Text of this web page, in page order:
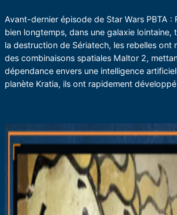
Avant-dernier épisode de Star Wars PBTA :
bien longtemps, dans une galaxie lointaine,
la destruction de Sériatech, les rebelles ont
des combinaisons spatiales Maltor 2,
dépendance envers une intelligence
planète Kratia, ils ont rapidement